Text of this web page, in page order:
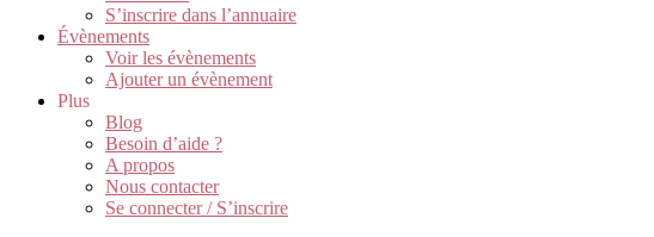
S’inscrire dans l’annuaire
Évènements
Voir les évènements
Ajouter un évènement
Plus
Blog
Besoin d’aide ?
A propos
Nous contacter
Se connecter / S’inscrire